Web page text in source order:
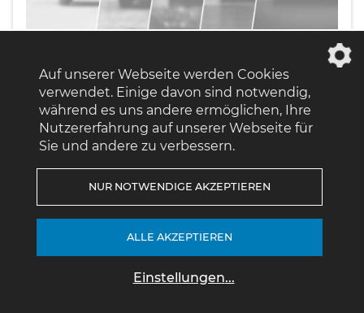
Volvo XC40 B3 Plus Dark NP:54.300,-//PANO/BUSINESS-PAK.
Plus Dark
35.440,00 €*
Mehr erfahren
Auf unserer Webseite werden Cookies
verwendet. Einige davon sind notwendig,
während es uns andere ermöglichen, Ihre
Nutzererfahrung auf unserer Webseite für
Sie und andere zu verbessern.
NUR NOTWENDIGE AKZEPTIEREN
ALLE AKZEPTIEREN
Einstellungen...